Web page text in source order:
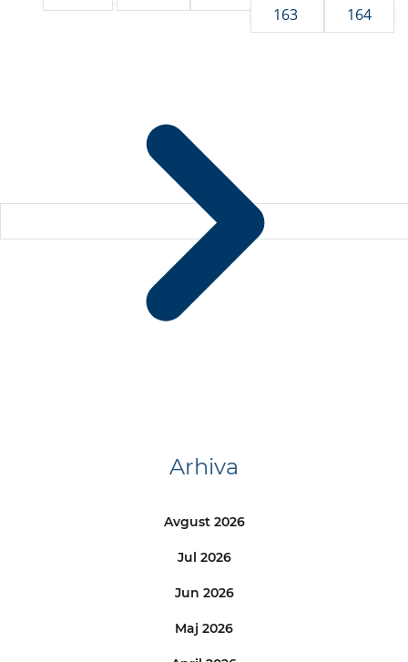
163
164
Arhiva
Avgust 2026
Jul 2026
Jun 2026
Maj 2026